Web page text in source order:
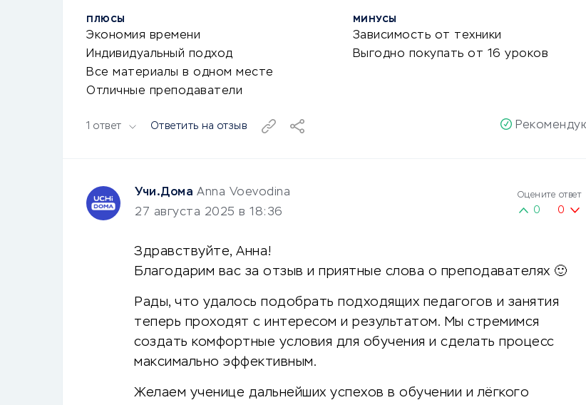
ПЛЮСЫ
Экономия времени
Индивидуальный подход
Все материалы в одном месте
Отличные преподаватели
МИНУСЫ
Зависимость от техники
Выгодно покупать от 16 уроков
1 ответ Ответить на отзыв
Учи.Дома Anna Voevodina
27 августа 2025 в 18:36
Оцените ответ
0 0
Здравствуйте, Анна!
Благодарим вас за отзыв и приятные слова о преподавателях 🙂
Рады, что удалось подобрать подходящих педагогов и занятия
теперь проходят с интересом и результатом. Мы стремимся
создать комфортные условия для обучения и сделать процесс
максимально эффективным.
Желаем ученице дальнейших успехов в обучении и лёгкого